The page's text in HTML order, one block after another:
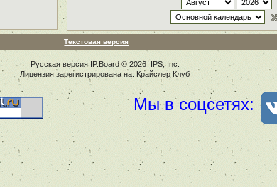
Текстовая версия
Русская версия IP.Board© 2026 IPS, Inc
Лицензия зарегистрирована на: Крайслер Клуб
Мы в соцсетях: